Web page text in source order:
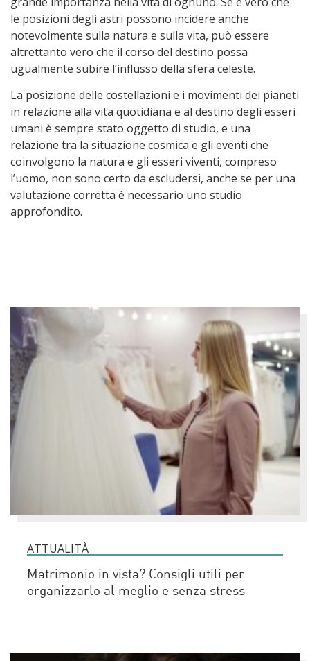
le posizioni degli astri possono incidere anche
notevolmente sulla natura e sulla vita, può essere
altrettanto vero che il corso del destino possa
ugualmente subire l’influsso della sfera celeste.
La posizione delle costellazioni e i movimenti dei pianeti
in relazione alla vita quotidiana e al destino degli esseri
umani è sempre stato oggetto di studio, e una
relazione tra la situazione cosmica e gli eventi che
coinvolgono la natura e gli esseri viventi, compreso
l’uomo, non sono certo da escludersi, anche se per una
valutazione corretta è necessario uno studio
approfondito.
ATTUALITÀ
Matrimonio in vista? Consigli utili per
organizzarlo al meglio e senza stress